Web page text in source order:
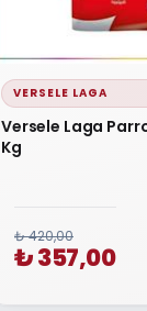
VERSELE LAGA
Versele Laga
Kg
₺ 420,00
₺ 357,00